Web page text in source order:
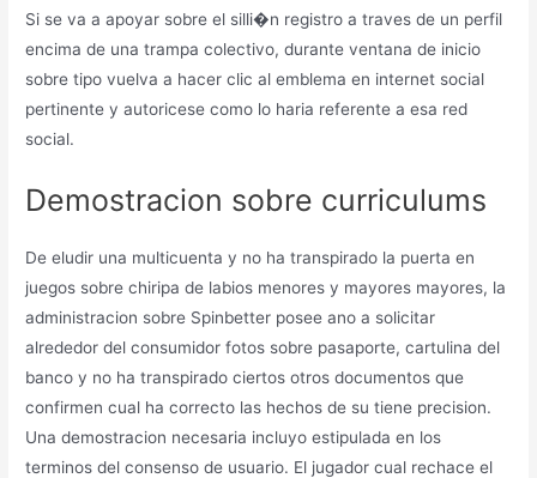
Si se va a apoyar sobre el silli�n registro a traves de un perfil
encima de una trampa colectivo, durante ventana de inicio
sobre tipo vuelva a hacer clic al emblema en internet social
pertinente y autoricese como lo haria referente a esa red
social.
Demostracion sobre curriculums
De eludir una multicuenta y no ha transpirado la puerta en
juegos sobre chiripa de labios menores y mayores mayores, la
administracion sobre Spinbetter posee ano a solicitar
alrededor del consumidor fotos sobre pasaporte, cartulina del
banco y no ha transpirado ciertos otros documentos que
confirmen cual ha correcto las hechos de su tiene precision.
Una demostracion necesaria incluyo estipulada en los
terminos del consenso de usuario. El jugador cual rechace el